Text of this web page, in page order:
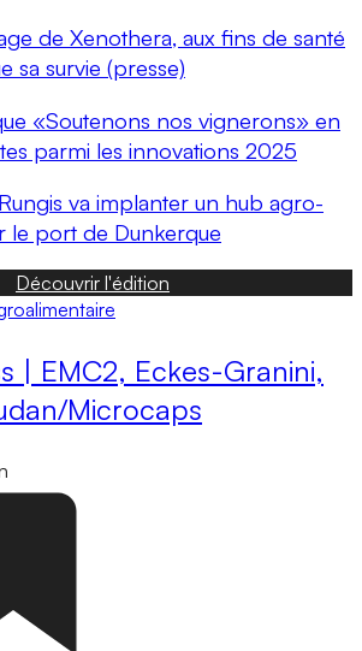
de Xenothera, aux fins de santé
sa survie (presse)
«Soutenons nos vignerons» en
parmi les innovations 2025
va implanter un hub agro-
le port de Dunkerque
Découvrir l'édition
| EMC2, Eckes-Granini,
Microcaps